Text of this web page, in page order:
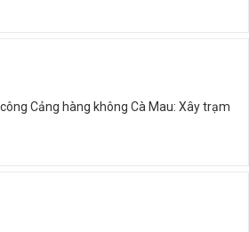
Cảng hàng không Cà Mau: Xây trạm